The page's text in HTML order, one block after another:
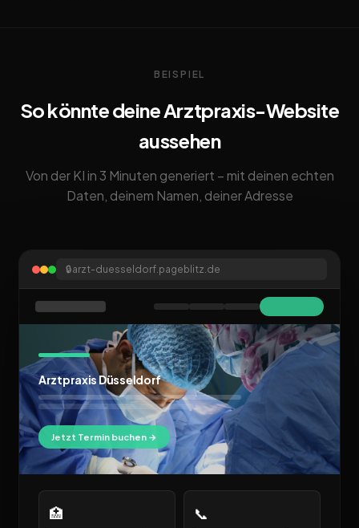
BEISPIEL
So könnte deine Arztpraxis-Website
aussehen
Von der KI in 3 Minuten generiert – mit deinen echten
Daten, deinem Namen, deiner Adresse
🔒arzt-duesseldorf.pageblitz.de
Arztpraxis Düsseldorf
Jetzt Termin buchen →
🏥 📞